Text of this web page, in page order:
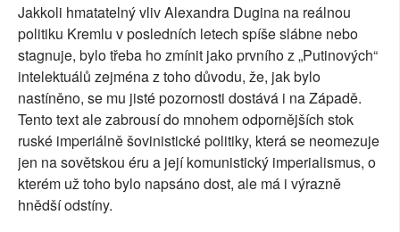
Jakkoli hmatatelný vliv Alexandra Dugina na reálnou
politiku Kremlu v posledních letech spíše slábne nebo
stagnuje, bylo třeba ho zmínit jako prvního z „Putinových“
intelektuálů zejména z toho důvodu, že, jak bylo
nastíněno, se mu jisté pozornosti dostává i na Západě.
Tento text ale zabrousí do mnohem odpornějších stok
ruské imperiálně šovinistické politiky, která se neomezuje
jen na sovětskou éru a její komunistický imperialismus, o
kterém už toho bylo napsáno dost, ale má i výrazně
hnědší odstíny.